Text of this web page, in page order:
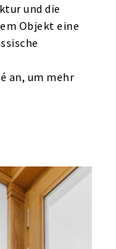
und die
Objekt eine
an, um mehr